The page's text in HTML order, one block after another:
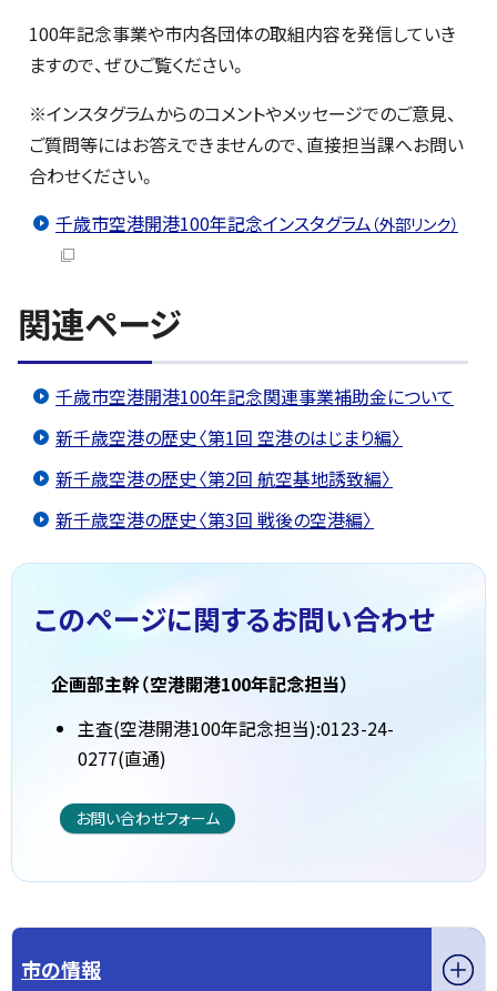
100年記念事業や市内各団体の取組内容を発信していき
ますので、ぜひご覧ください。
※インスタグラムからのコメントやメッセージでのご意見、
ご質問等にはお答えできませんので、直接担当課へお問い
合わせください。
千歳市空港開港100年記念インスタグラム（外部リンク）
関連ページ
千歳市空港開港100年記念関連事業補助金について
新千歳空港の歴史〈第1回 空港のはじまり編〉
新千歳空港の歴史〈第2回 航空基地誘致編〉
新千歳空港の歴史〈第3回 戦後の空港編〉
このページに関するお問い合わせ
企画部主幹（空港開港100年記念担当）
主査(空港開港100年記念担当):0123-24-
0277(直通)
お問い合わせフォーム
市の情報